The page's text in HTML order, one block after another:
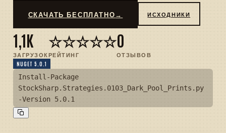
СКАЧАТЬ БЕСПЛАТНО → ИСХОДНИКИ
1,1K
ЗАГРУЗОК
☆☆☆☆☆
РЕЙТИНГ
0
ОТЗЫВОВ
NUGET 5.0.1
Install-Package
StockSharp.Strategies.0103_Dark_Pool_Prints.py
-Version 5.0.1